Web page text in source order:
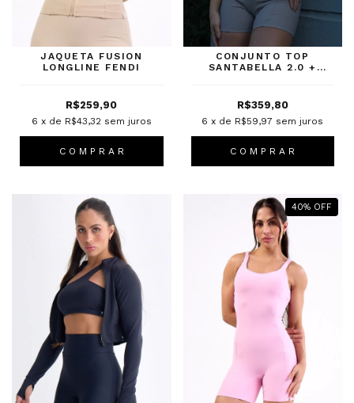
JAQUETA FUSION
LONGLINE FENDI
R$259,90
6 x de R$43,32 sem juros
C O M P R A R
CONJUNTO TOP
SANTABELLA 2.0 +
R$359,80
6 x de R$59,97 sem juros
C O M P R A R
40% OFF